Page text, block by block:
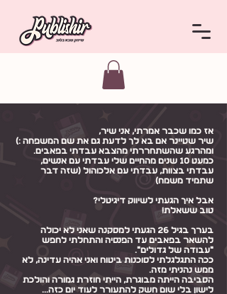
אז כמו שכבר אמרתי, אני שיר,
שיר שטיינר אם בא לך לדעת גם את שם המשפחה :)
ומהרגע שהשתחררתי מהצבא עבדתי בפאבים.
כמעט 10 שנים מהחיים שלי עבדתי עם אנשים,
עבדתי בצוות, עבדתי עם אלכוהול (שזה דבר
שתמיד משמח)
אבל איך הגעתי לשיווק דיגיטלי?
טוב ששאלת!
בערך בגיל 26 הגעתי למסקנה שאני לא יכולה
להשאר בפאבים עד הפנסיה והתחלתי לחפש
״עבודה של גדולים״.
ככה התגלגלתי לסוכנות ביטוח ואני אהיה עדינה, לא
ממש נהניתי מזה.
הסביבה הייתה מבוגרת, הייתי חוזרת גמורה והולכת
לישון בלי שום חשק להתעורר לעוד יום כזה...